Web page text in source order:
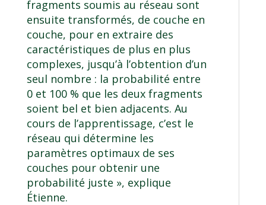
fragments soumis au réseau sont
ensuite transformés, de couche en
couche, pour en extraire des
caractéristiques de plus en plus
complexes, jusqu’à l’obtention d’un
seul nombre : la probabilité entre
0 et 100 % que les deux fragments
soient bel et bien adjacents. Au
cours de l’apprentissage, c’est le
réseau qui détermine les
paramètres optimaux de ses
couches pour obtenir une
probabilité juste », explique
Étienne.